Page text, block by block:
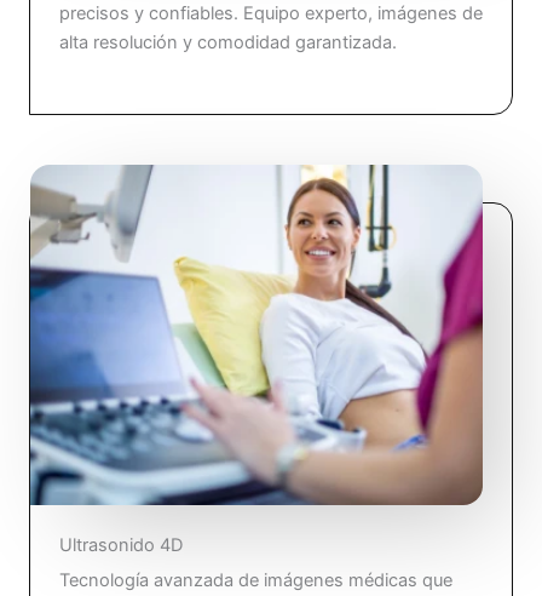
precisos y confiables. Equipo experto, imágenes de
alta resolución y comodidad garantizada.
Ultrasonido 4D
Tecnología avanzada de imágenes médicas que